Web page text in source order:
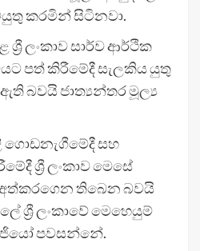
කරමින් සිටිනවා.
ලංකාව සාර්ව ආර්ථික
පත් කිරීමේදී සැලකිය යුතු
බවයි ජාත්‍යන්තර මූල්‍ය
ගොඩනැගීමේදී සහ
ශ්‍රී ලංකාව මෙසේ
අත්කරගෙන තිබෙන බවයි
ශ්‍රී ලංකාවේ මෙහෙයුම්
පවසන්නේ.